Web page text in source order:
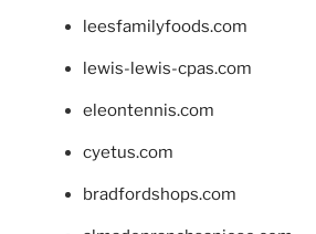
leesfamilyfoods.com
lewis-lewis-cpas.com
eleontennis.com
cyetus.com
bradfordshops.com